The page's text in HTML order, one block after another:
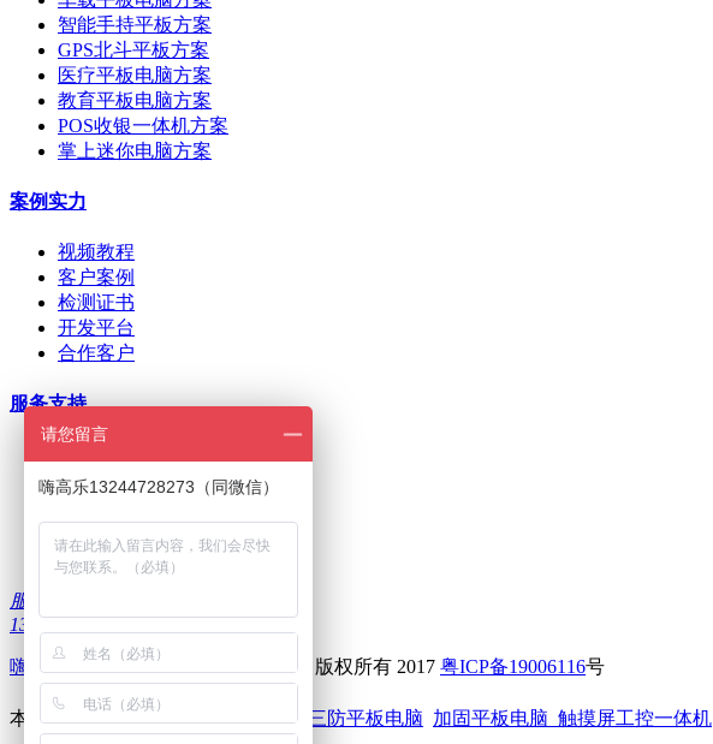
智能手持平板方案
GPS北斗平板方案
医疗平板电脑方案
教育平板电脑方案
POS收银一体机方案
掌上迷你电脑方案
案例实力
视频教程
客户案例
检测证书
开发平台
合作客户
服务支持
在线下单
下载中心
服务热线：
13322986335
嗨高乐 --深圳前海高乐科技有限公司 版权所有 2017 粤ICP备19006116号
本站关键词：嗨高乐 高乐智能设备 三防平板电脑 加固平板电脑 触摸屏工控一体机
请您留言
嗨高乐13244728273（同微信）